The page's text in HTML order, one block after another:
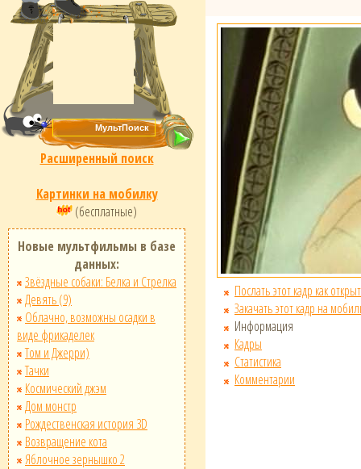
Расширенный поиск
Картинки на мобилку
(бесплатные)
Новые мультфильмы в базе
данных:
Звёздные собаки: Белка и Стрелка
Девять (9)
Облачно, возможны осадки в
виде фрикаделек
Том и Джерри)
Тачки
Космический джэм
Дом монстр
Рождественская история 3D
Возвращение кота
Яблочное зернышко 2
Послать этот кадр как
Закачать этот кадр на
Информация
Кадры
Статистика
Комментарии